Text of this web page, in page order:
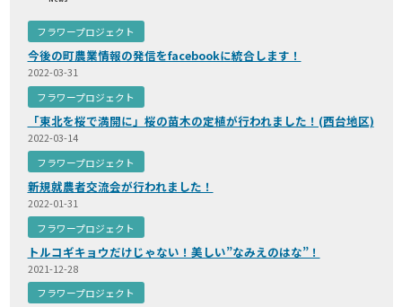
フラワープロジェクト
今後の町農業情報の発信をfacebookに統合します！
2022-03-31
フラワープロジェクト
「東北を桜で満開に」桜の苗木の定植が行われました！(西台地区)
2022-03-14
フラワープロジェクト
新規就農者交流会が行われました！
2022-01-31
フラワープロジェクト
トルコギキョウだけじゃない！美しい”なみえのはな”！
2021-12-28
フラワープロジェクト